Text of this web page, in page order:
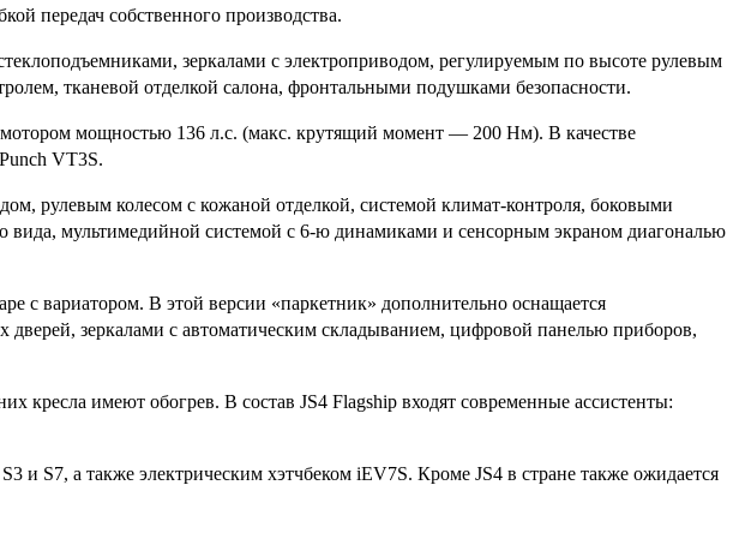
передач собственного производства.
зеркалами с электроприводом, регулируемым по высоте рулевым
тканевой отделкой салона, фронтальными подушками безопасности.
мощностью 136 л.с. (макс. крутящий момент — 200 Нм). В качестве
VT3S.
рулевым колесом с кожаной отделкой, системой климат-контроля, боковыми
вида, мультимедийной системой с 6-ю динамиками и сенсорным экраном диагональю
с вариатором. В этой версии «паркетник» дополнительно оснащается
зеркалами с автоматическим складыванием, цифровой панелью приборов,
кресла имеют обогрев. В состав JS4 Flagship входят современные ассистенты:
S7, а также электрическим хэтчбеком iEV7S. Кроме JS4 в стране также ожидается